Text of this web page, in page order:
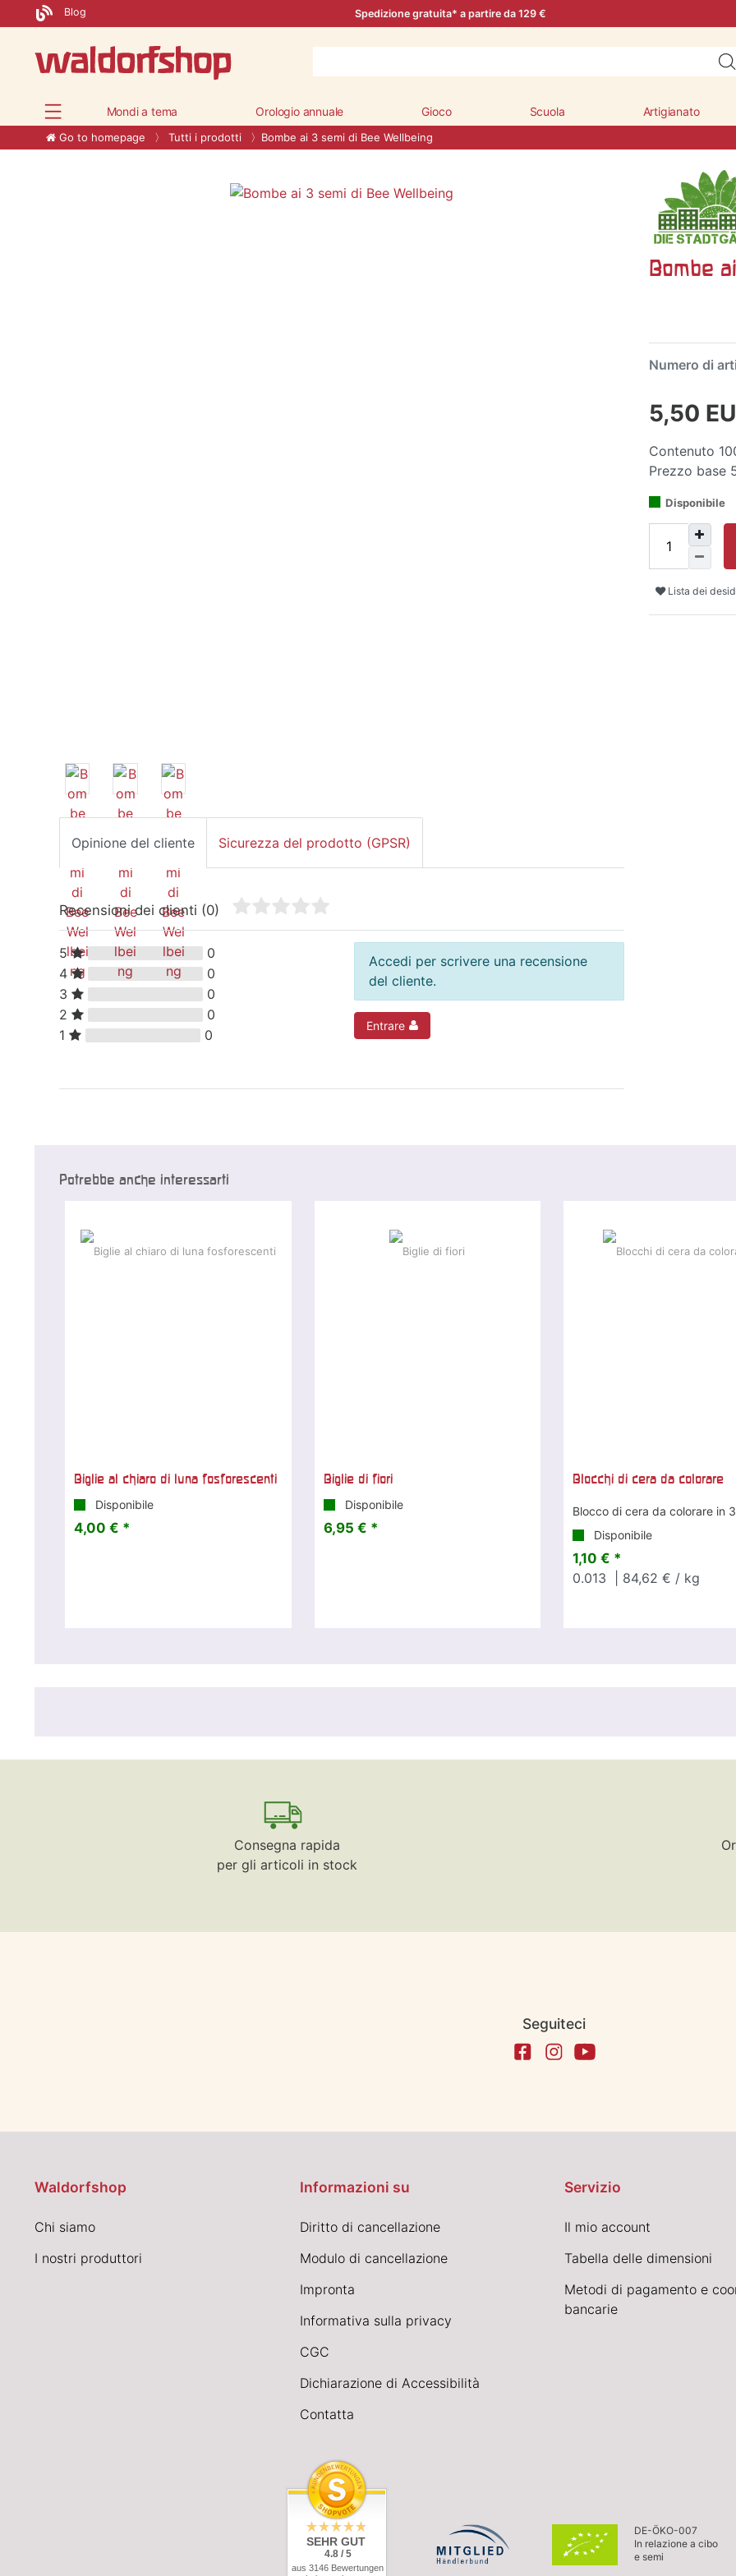
Blog Spedizione gratuita* a partire da 129 €
Mondi a tema Orologio annuale Gioco Scuola Artigianato
Go to homepage Tutti i prodotti Bombe ai 3 semi di Bee Wellbeing
Bombe
Numero di
5,50
Contenuto
Prezzo base
Disponibile
Lista dei
Opinione del cliente Sicurezza del prodotto (GPSR)
Recensioni dei clienti (0)
5
0
4
0
3
0
2
0
1
0
Accedi per scrivere una recensione
del cliente.
Entrare
Potrebbe anche interessarti
Biglie al chiaro di luna fosforescenti
Disponibile
4,00 € *
Biglie di fiori
Disponibile
6,95 € *
Blocchi di cera da colorare
Blocco di cera da colorare in
Disponibile
1,10 € *
0.013
| 84,62 € / kg
Consegna rapida
per gli articoli in stock
Seguiteci
Waldorfshop
Chi siamo
I nostri produttori
Informazioni su
Diritto di cancellazione
Modulo di cancellazione
Impronta
Informativa sulla privacy
CGC
Dichiarazione di Accessibilità
Contatta
Servizio
Il mio account
Tabella delle dimensioni
Metodi di pagamento e
bancarie
SEHR GUT
4.8 / 5
aus 3146 Bewertungen
DE-ÖKO-007
In relazione a cibo
e semi